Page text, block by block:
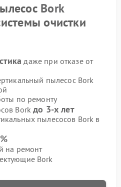
Bork
очистки
даже при отказе от
пылесос Bork
по ремонту
Borkдо 3-х лет
пылесосов Bork в
на ремонт
Bork